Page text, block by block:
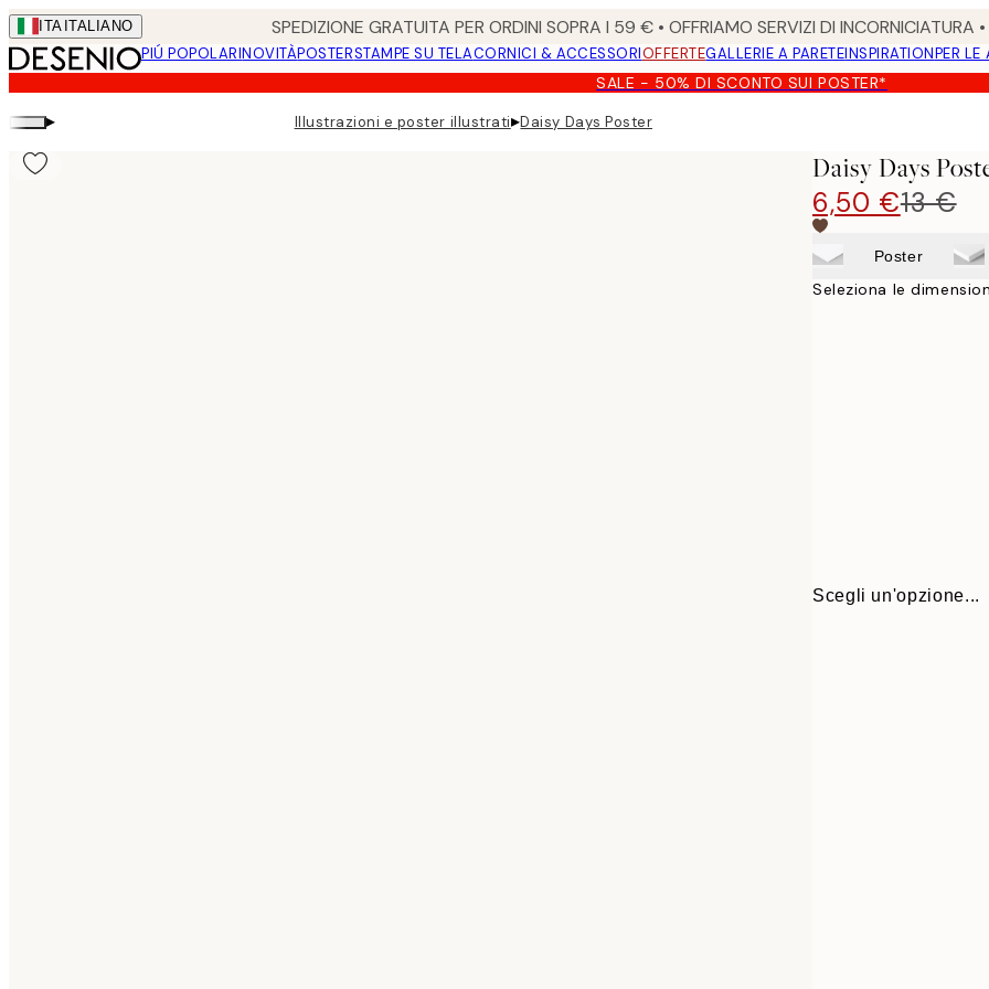
Skip
to
main
content.
ITA ITALIANO SPEDIZIONE GRATUITA PER ORDINI SOPRA I 59 € • OFFRIAMO SERVIZI DI
PIÚ POPOLARINOVITÀPOSTERSTAMPE SU TELACORNICI & ACCESSORIOFFERTEGALLERIE A PARETEINSPIRATIONPER LE
SALE - 50% DI SCONTO SUI POSTER*
▸ Illustrazioni e poster illustrati▸Daisy Days Poster
Daisy Days
6,50 €13 €
Poster
Seleziona le
Scegli un'opzione...